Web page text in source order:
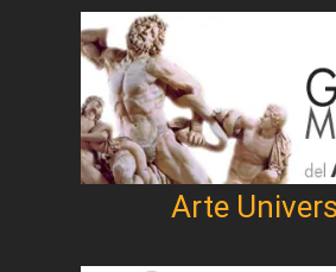
Arte